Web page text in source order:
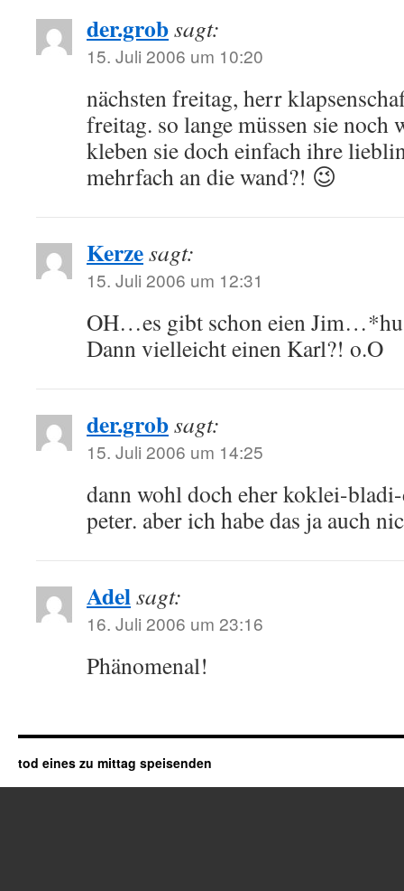
der.grobsagt:
15. Juli 2006 um 10:20
nächsten freitag, herr
freitag. so lange müssen sie noch
kleben sie doch einfach ihre
mehrfach an die wand?! 😉
Kerzesagt:
15. Juli 2006 um 12:31
OH…es gibt schon eien
Dann vielleicht einen Karl?! o.O
der.grobsagt:
15. Juli 2006 um 14:25
dann wohl doch eher koklei-
peter. aber ich habe das ja auch
Adelsagt:
16. Juli 2006 um 23:16
Phänomenal!
tod eines zu mittag speisenden